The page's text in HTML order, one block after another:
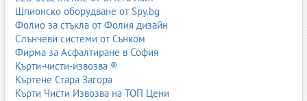
висока продуктивност. Качествените фуражи намаляват риска
от метаболитни заболявания и подпомагат доброто състояние
на стадото.
фуражи за овце ;
фуражи за кози;
фуражи за млекодайни овце;
Шпионско оборудване от Spy.bg
Фолио за стъкла от Фолия дизайн
Слънчеви системи от Сънком
Фирма за Асфалтиране в София
Кърти-чисти-извозва ®
Къртене Стара Загора
Кърти Чисти Извозва на ТОП Цени